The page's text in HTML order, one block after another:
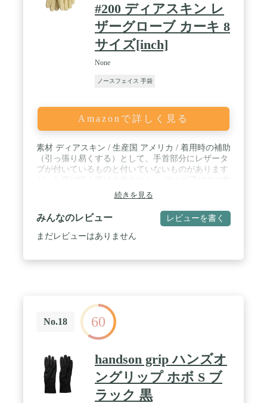
#200 ディアスキン レ
ザーグローブ カーキ 8
サイズ[inch]
None
ノースフェイス 手袋
Amazonで詳しく見る
素材 ディアスキン / 生産国 アメリカ / 着用時の補助
（引っ張り易くする）として、手首部分にレザータ
ブが付いているものと付いていないものがあります
考と致しまして、通常の男性サイズはほぼ8.5で問題
ありません。手の大きな方のみ9をお選び下さい。 /
1927年、ワシントン州セントラリアにて、ガイヤー
兄弟により設立されたグローブメーカー「ガイヤー
グローブ」。世界中から厳選された上質なレザーの
アメリカ国内生産を貫く姿勢からも、ガイヤー兄弟
の品質に対する熱意が伝わります。
続きを見る
みんなのレビュー レビューを書く
まだレビューはありません
No.18 60
handson grip ハンズオ
ングリップ ホボ S ブ
ラック 黒